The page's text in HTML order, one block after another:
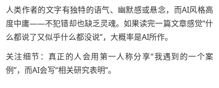
人类作者的文字有独特的语气、幽默感或悬念，而AI风格高
度中庸——不犯错却也缺乏灵魂。如果读完一篇文章感觉“什
么都说了又似乎什么都没说”，大概率是AI所作。
关注细节：真正的人会用第一人称分享“我遇到的一个案
例”，而AI会写“相关研究表明”。